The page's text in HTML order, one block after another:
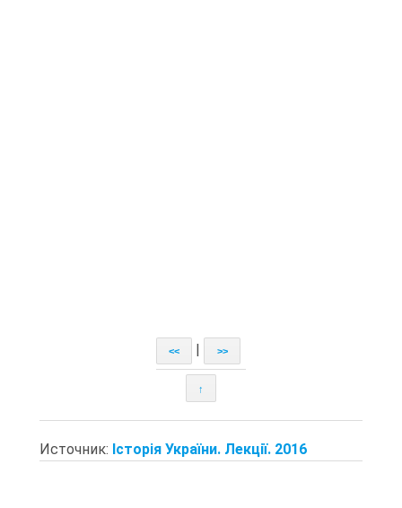
<< >>
↑
Источник: Історія України. Лекції. 2016